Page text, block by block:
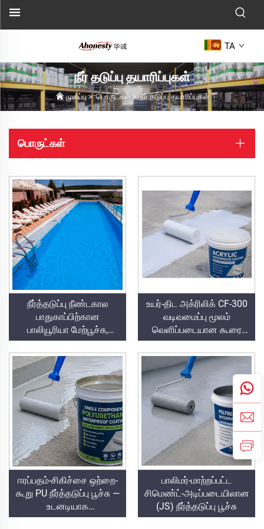
TA
நீர் தடுப்பு தயாரிப்புகள்
முகப்பு>பொருட்கள்>நீர் தடுப்பு தயாரிப்புகள்
பொருட்கள்
நீர்த்தடுப்பு நீண்டகால
பாதுகாப்பிற்கான
பாலியூரியா மேற்பூச்சு,
எ.கா., நீச்சல் குளங்கள்,
கட்டிட உச்சிகள் மற்றும்
குளியலறைகள்
உயர்-திட அக்ரிலிக் CF-300
வடிவமைப்பு மூலம்
வெளிப்படையான கூரை
நீர்த்தடுப்பு பூச்சு
ஈரப்பதம்-சிகிச்சை ஒற்றை-
கூறு PU நீர்த்தடுப்பு பூச்சு —
உடனடியாக
பயன்படுத்தக்கூடியது,
பாலிமர்-மாற்றப்பட்ட
சிமெண்ட்-அடிப்படையிலான
(JS) நீர்த்தடுப்பு பூச்சு